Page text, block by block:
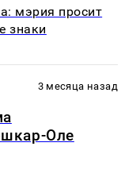
мэрия просит
знаки
3 месяца назад
Оле